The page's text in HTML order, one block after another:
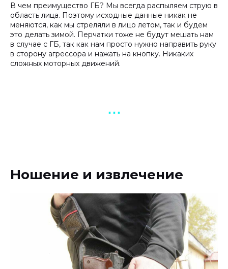
В чем преимущество ГБ? Мы всегда распыляем струю в
область лица. Поэтому исходные данные никак не
меняются, как мы стреляли в лицо летом, так и будем
это делать зимой. Перчатки тоже не будут мешать нам
в случае с ГБ, так как нам просто нужно направить руку
в сторону агрессора и нажать на кнопку. Никаких
сложных моторных движений.
▪︎ ▪︎ ▪︎
Ношение и извлечение